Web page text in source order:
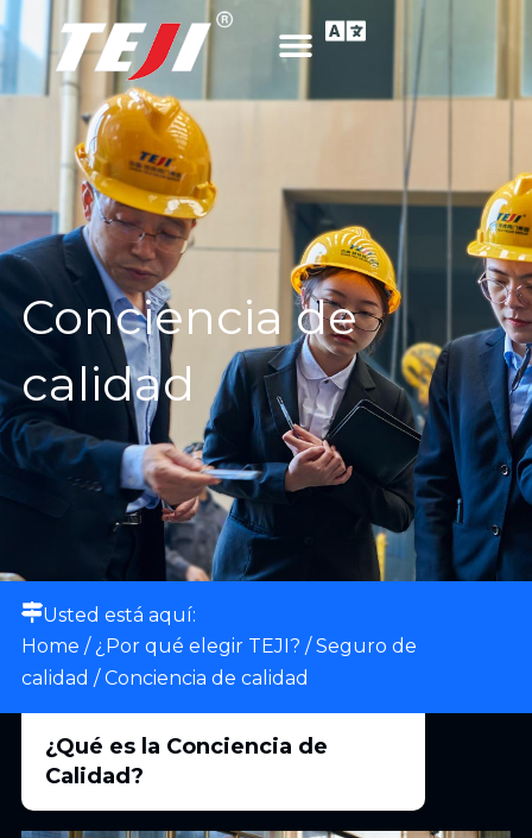
Conciencia de
calidad
Usted está aquí:
Home / ¿Por qué elegir TEJI? /Seguro de
calidad / Conciencia de calidad
¿Qué es la Conciencia de
Calidad?